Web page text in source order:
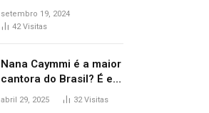
delegado aposentado
durante confusão no
setembro 19, 2024
42Visitas
Nana Caymmi é a maior
cantora do Brasil? É e
não é…
abril 29, 2025 32Visitas